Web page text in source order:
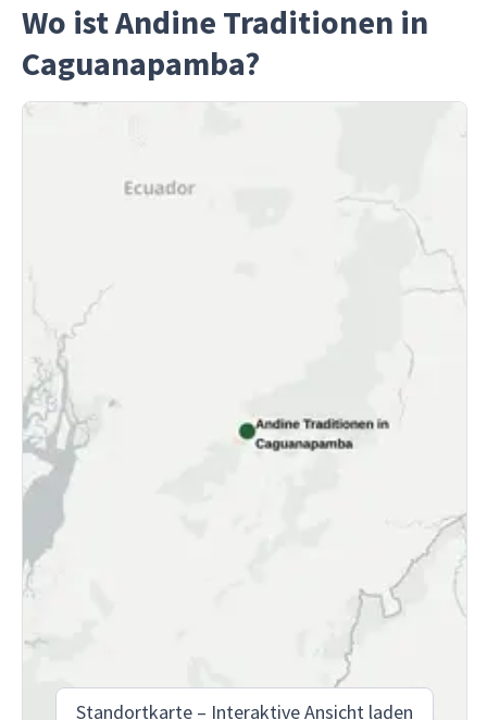
Wo ist Andine Traditionen in
Caguanapamba?
Standortkarte – Interaktive Ansicht laden